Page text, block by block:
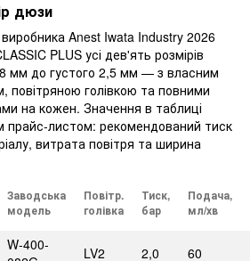
дюзи
Anest Iwata Industry 2026
PLUS усі дев'ять розмірів
мм до густого 2,5 мм — з власним
повітряною голівкою та повними
на кожен. Значення в таблиці
прайс-листом: рекомендований тиск
витрата повітря та ширина
Заводська
модель
Повітр.
голівка
Тиск,
бар
Подача,
мл/хв
W-400-
LV2 2,0 60